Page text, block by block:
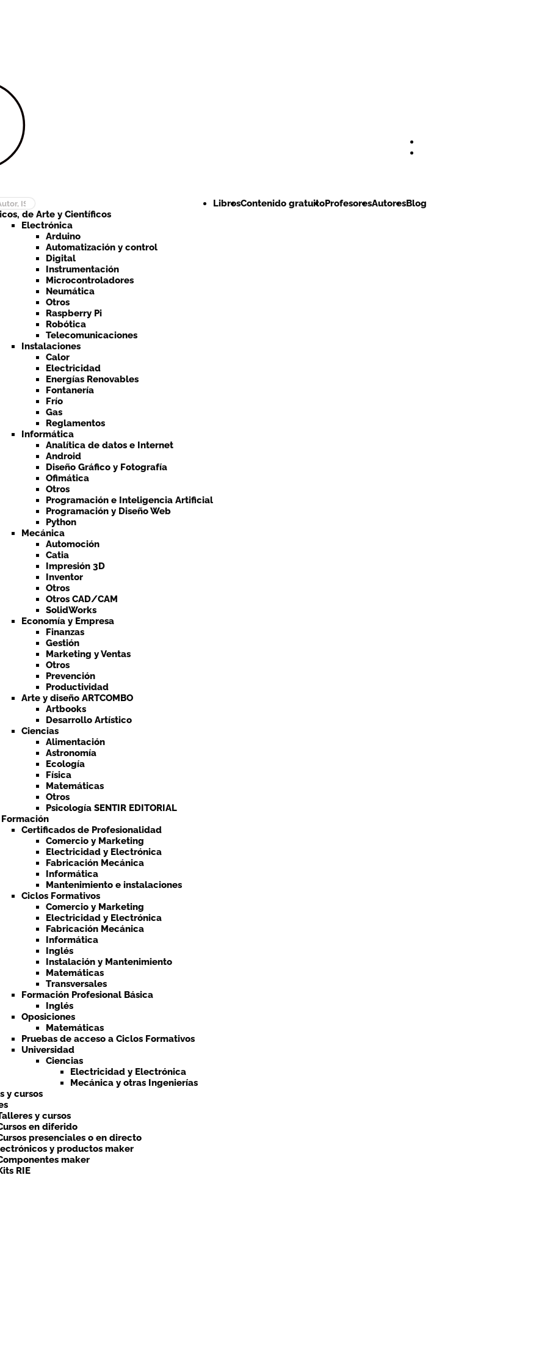
de Arte y Científicos
Electrónica
Arduino
Automatización y control
Digital
Instrumentación
Microcontroladores
Neumática
Otros
Raspberry Pi
Robótica
Telecomunicaciones
Instalaciones
Calor
Electricidad
Energías Renovables
Fontanería
Frío
Gas
Reglamentos
Informática
Analítica de datos e Internet
Android
Diseño Gráfico y Fotografía
Ofimática
Otros
Programación e Inteligencia Artificial
Programación y Diseño Web
Python
Mecánica
Automoción
Catia
Impresión 3D
Inventor
Otros
Otros CAD/CAM
SolidWorks
Economía y Empresa
Finanzas
Gestión
Marketing y Ventas
Otros
Prevención
Productividad
Arte y diseño ARTCOMBO
Artbooks
Desarrollo Artístico
Ciencias
Alimentación
Astronomía
Ecología
Física
Matemáticas
Otros
Psicología SENTIR EDITORIAL
Certificados de Profesionalidad
Comercio y Marketing
Electricidad y Electrónica
Fabricación Mecánica
Informática
Mantenimiento e instalaciones
Ciclos Formativos
Comercio y Marketing
Electricidad y Electrónica
Fabricación Mecánica
Informática
Inglés
Instalación y Mantenimiento
Matemáticas
Transversales
Formación Profesional Básica
Inglés
Oposiciones
Matemáticas
Pruebas de acceso a Ciclos Formativos
Universidad
Ciencias
Electricidad y Electrónica
Mecánica y otras Ingenierías
y cursos
y cursos
en diferido
presenciales o en directo
y productos maker
maker
RIE
LibrosContenido gratuitoProfesoresAutoresBlog